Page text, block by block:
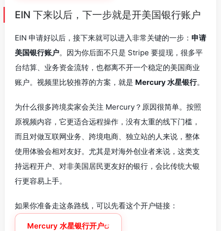
EIN 下来以后，下一步就是开美国银行账户
EIN 申请好以后，接下来就可以进入非常关键的一步： 申请
美国银行账户。因为你后面不只是 Stripe 要提现，很多平
台结算、业务资金流转，也都离不开一个稳定的美国商业
账户。视频里比较推荐的方案，就是 Mercury 水星银行。
为什么很多跨境卖家会关注 Mercury？原因很简单。按照
原视频内容，它更适合远程操作，没有太重的线下门槛，
而且对做互联网业务、跨境电商、独立站的人来说，整体
使用体验会相对友好。尤其是对海外创业者来说，这类支
持远程开户、对非美国居民更友好的银行，会比传统大银
行更容易上手。
如果你准备走这条路线，可以先看这个开户链接：
Mercury 水星银行开户